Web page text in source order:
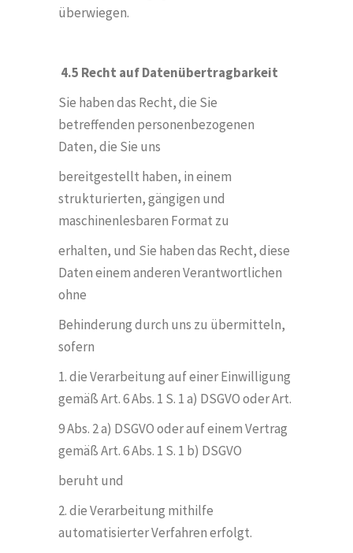
überwiegen.
4.5 Recht auf Datenübertragbarkeit
Sie haben das Recht, die Sie
betreffenden personenbezogenen
Daten, die Sie uns
bereitgestellt haben, in einem
strukturierten, gängigen und
maschinenlesbaren Format zu
erhalten, und Sie haben das Recht, diese
Daten einem anderen Verantwortlichen
ohne
Behinderung durch uns zu übermitteln,
sofern
1. die Verarbeitung auf einer Einwilligung
gemäß Art. 6 Abs. 1 S. 1 a) DSGVO oder Art.
9 Abs. 2 a) DSGVO oder auf einem Vertrag
gemäß Art. 6 Abs. 1 S. 1 b) DSGVO
beruht und
2. die Verarbeitung mithilfe
automatisierter Verfahren erfolgt.